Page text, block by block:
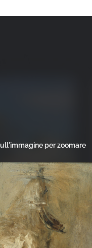
per zoomare